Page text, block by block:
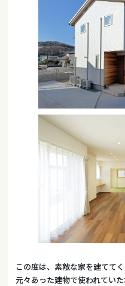
この度は、素敵な家を建てて
元々あった建物で使われてい